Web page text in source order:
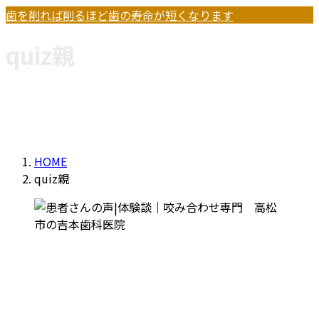
歯を削れば削るほど歯の寿命が短くなります
HOME
quiz親